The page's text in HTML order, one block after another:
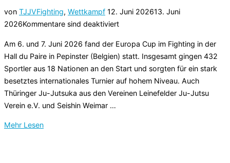
in
Rumänien
starke
Leistungen
der
Thüringer
Ju-
Jutsuka“
von TJJVFighting, WettkampfVeröffentlicht
am
12. Juni 202613. Juni
2026Kommentare sind deaktiviert
Am 6. und 7. Juni 2026 fand der Europa Cup im Fighting in der
Hall du Paire in Pepinster (Belgien) statt. Insgesamt gingen 432
Sportler aus 18 Nationen an den Start und sorgten für ein stark
besetztes internationales Turnier auf hohem Niveau. Auch
Thüringer Ju-Jutsuka aus den Vereinen Leinefelder Ju-Jutsu
Verein e.V. und Seishin Weimar …
Mehr über
Lesen